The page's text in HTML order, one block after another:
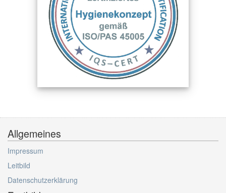
Allgemeines
Impressum
Leitbild
Datenschutzerklärung